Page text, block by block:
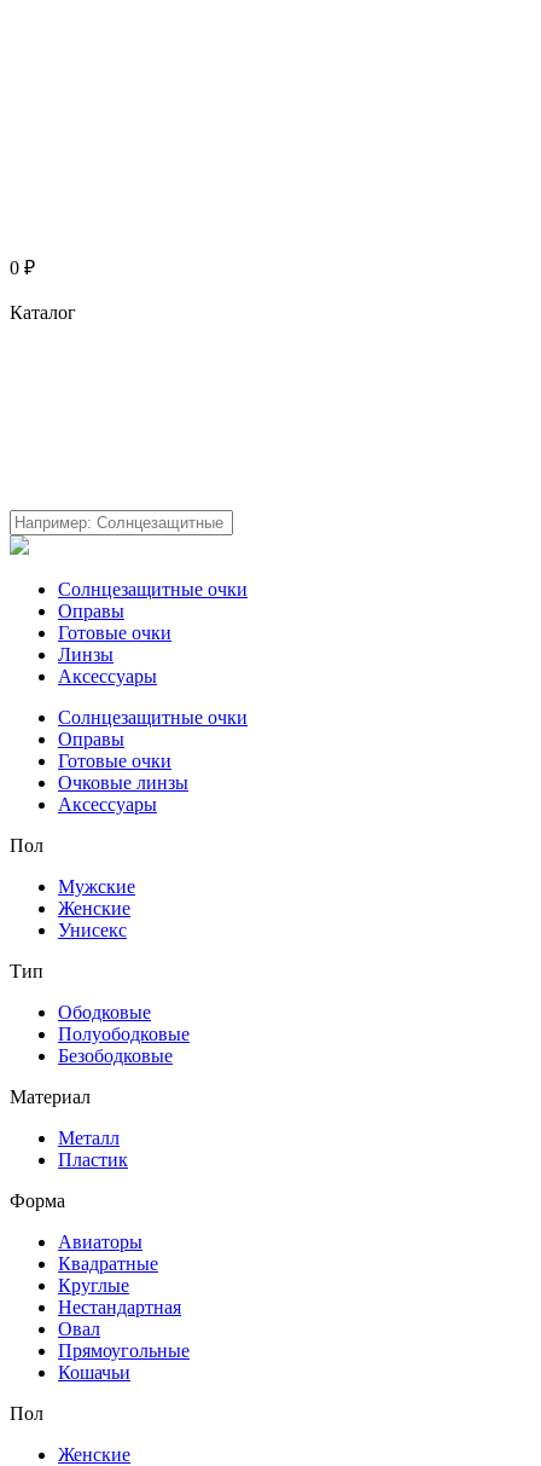
0 ₽
Каталог
Солнцезащитные очки
Оправы
Готовые очки
Линзы
Аксессуары
Солнцезащитные очки
Оправы
Готовые очки
Очковые линзы
Аксессуары
Пол
Мужские
Женские
Унисекс
Тип
Ободковые
Полуободковые
Безободковые
Материал
Металл
Пластик
Форма
Авиаторы
Квадратные
Круглые
Нестандартная
Овал
Прямоугольные
Кошачьи
Пол
Женские